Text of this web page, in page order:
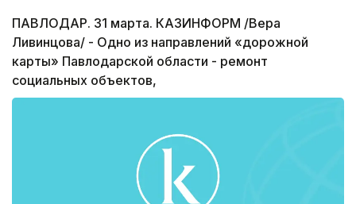
ПАВЛОДАР. 31 марта. КАЗИНФОРМ /Вера
Ливинцова/ - Одно из направлений «дорожной
карты» Павлодарской области - ремонт
социальных объектов,